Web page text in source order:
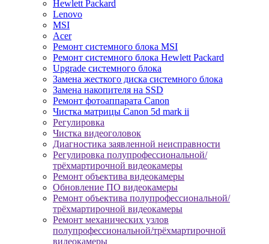
Hewlett Packard
Lenovo
MSI
Acer
Ремонт системного блока MSI
Ремонт системного блока Hewlett Packard
Upgrade системного блока
Замена жесткого диска системного блока
Замена накопителя на SSD
Ремонт фотоаппарата Canon
Чистка матрицы Canon 5d mark ii
Регулировка
Чистка видеоголовок
Диагностика заявленной неисправности
Регулировка полупрофессиональной/
трёхмартирочной видеокамеры
Ремонт объектива видеокамеры
Обновление ПО видеокамеры
Ремонт объектива полупрофессиональной/
трёхмартирочной видеокамеры
Ремонт механических узлов
полупрофессиональной/трёхмартирочной
видеокамеры